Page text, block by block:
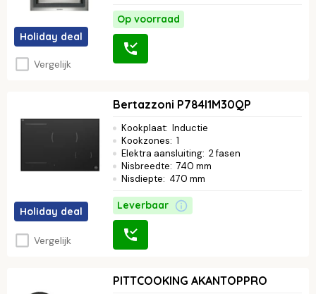
Holiday deal
Vergelijk
Op voorraad
Holiday deal
Vergelijk
Bertazzoni P784I1M30QP
Kookplaat: Inductie
Kookzones: 1
Elektra aansluiting: 2 fasen
Nisbreedte: 740 mm
Nisdiepte: 470 mm
Leverbaar
PITTCOOKING AKANTOPPRO